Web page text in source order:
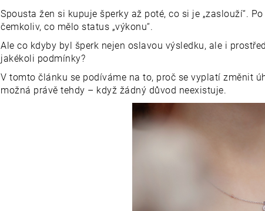
Spousta žen si kupuje šperky až poté, co si je „zaslouží“.
čemkoliv, co mělo status „výkonu“.
Ale co kdyby byl šperk nejen oslavou výsledku, ale i
jakékoli podmínky?
V tomto článku se podíváme na to, proč se vyplatí změnit
možná právě tehdy – když žádný důvod neexistuje.